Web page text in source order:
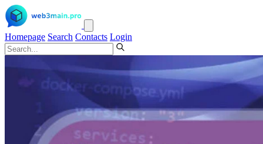
Homepage Search Contacts Login